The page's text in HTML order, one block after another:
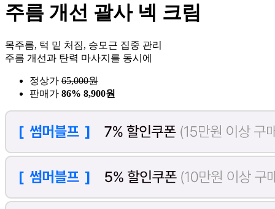
주름 개선 괄사 넥 크림
목주름, 턱 밑 처짐, 승모근 집중 관리
주름 개선과 탄력 마사지를 동시에
정상가 65,000원
판매가 86% 8,900원